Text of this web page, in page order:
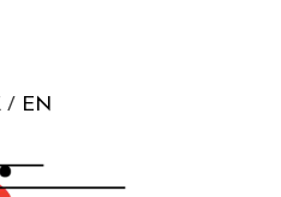
EN